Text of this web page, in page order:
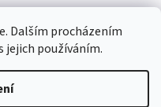
Dalším procházením
jejich používáním.